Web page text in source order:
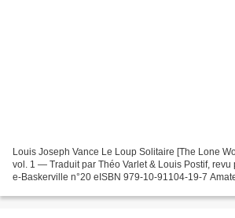
Louis Joseph Vance Le Loup Solitaire [The Lone
vol. 1 — Traduit par Théo Varlet & Louis Postif,
e-Baskerville n°20 eISBN 979-10-91104-19-7